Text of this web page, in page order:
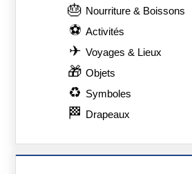
🎂 Nourriture & Boissons
⚽ Activités
✈ Voyages & Lieux
🎁 Objets
♻ Symboles
🏁 Drapeaux